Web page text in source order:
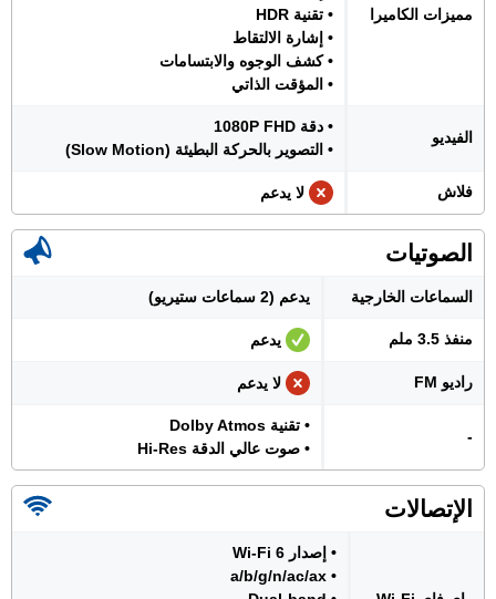
مميزات الكاميرا
• تقنية HDR
• إشارة الالتقاط
• كشف الوجوه والابتسامات
• المؤقت الذاتي
الفيديو
• دقة 1080P FHD
• التصوير بالحركة البطيئة (Slow Motion)
فلاش لا يدعم
الصوتيات
السماعات الخارجية يدعم (2 سماعات ستيريو)
منفذ 3.5 ملم يدعم
راديو FM لا يدعم
-
• تقنية Dolby Atmos
• صوت عالي الدقة Hi-Res
الإتصالات
• إصدار Wi-Fi 6
• a/b/g/n/ac/ax